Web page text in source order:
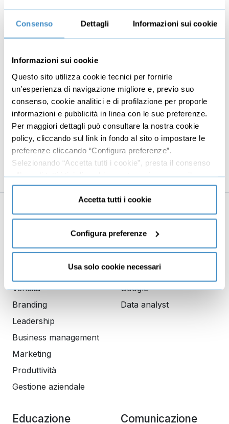
Consenso Dettagli Informazioni sui cookie
Informazioni sui cookie
Questo sito utilizza cookie tecnici per fornirle
un’esperienza di navigazione migliore e, previo suo
consenso, cookie analitici e di profilazione per proporle
informazioni e pubblicità in linea con le sue preferenze.
Per maggiori dettagli può consultare la nostra cookie
policy, cliccando sul link in fondo al sito o impostare le
preferenze cliccando “Configura preferenze”.
Selezionando “Accetta tutti i cookie”, presta il consenso
all’uso di tutti i tipi di cookie mentre può revocare il
consenso cliccando su “Usa solo cookie necessari” e
saranno attivati i soli cookie tecnici necessari al corretto
funzionamento del sito.
Accetta tutti i cookie
Configura preferenze
Usa solo cookie necessari
tuo).
Durata: 02h 51m 15s
23 lezioni
€24,90+IVA
€49,95 +IVA
Sconto valido per6g 14o 10m 32s
Business
Mindset imprenditoriale
Imprenditoria
Risorse Umane
Vendita
Branding
Leadership
Business management
Marketing
Produttività
Gestione aziendale
Digital marketing
Seo
Social media manager
E-commerce
Google
Data analyst
Educazione
Comunicazione